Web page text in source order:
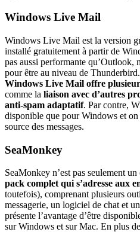
Windows Live Mail
Windows Live Mail est la version
installé gratuitement à partir de
pas aussi performante qu’Outlook,
pour être au niveau de
Windows Live Mail offre
comme la liaison avec d’autres
anti-spam adaptatif. Par contre,
disponible que pour Windows et on
source des messages.
SeaMonkey
SeaMonkey n’est pas seulement
pack complet qui s’adresse aux
toutefois), comprenant plusieurs
messagerie, un logiciel de chat et
présente l’avantage d’être
sur Windows et sur Mac. En plus